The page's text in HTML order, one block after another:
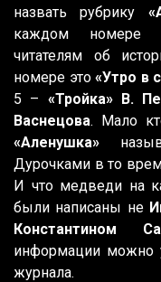
назвать рубрику
каждом номере
читателям об
номере это«Утро в
5 – «Тройка» В.
Васнецова. Мало
«Аленушка»
Дурочками в то
И что медведи на
были написаны не
Константином
информации можно
журнала.